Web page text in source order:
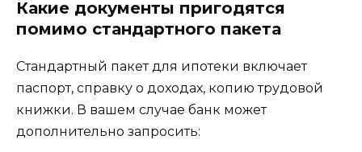
Какие документы пригодятся
помимо стандартного пакета
Стандартный пакет для ипотеки включает
паспорт, справку о доходах, копию трудовой
книжки. В вашем случае банк может
дополнительно запросить: